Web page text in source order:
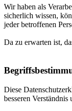
Wir haben als
sicherlich wissen,
jeder betroffenen
Da zu erwarten ist,
Diese
besseren